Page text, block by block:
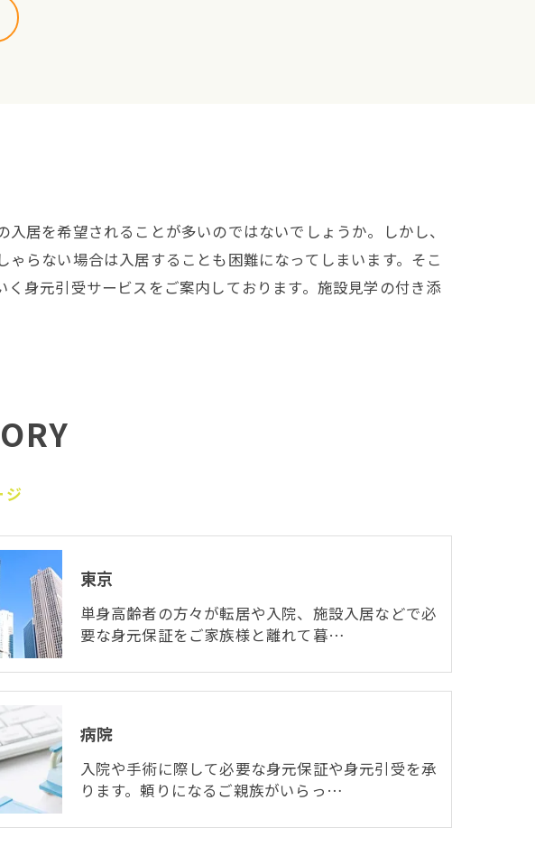
居を希望されることが多いのではないでしょうか。しかし、
らない場合は入居することも困難になってしまいます。そこ
身元引受サービスをご案内しております。施設見学の付き添
ジ
東京
単身高齢者の方々が転居や入院、施設入居などで必
要な身元保証をご家族様と離れて暮…
病院
入院や手術に際して必要な身元保証や身元引受を承
ります。頼りになるご親族がいらっ…